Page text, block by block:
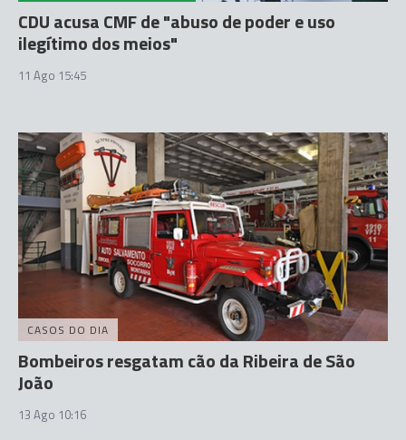
CDU acusa CMF de "abuso de poder e uso
ilegítimo dos meios"
11 Ago 15:45
CASOS DO DIA
Bombeiros resgatam cão da Ribeira de São
João
13 Ago 10:16